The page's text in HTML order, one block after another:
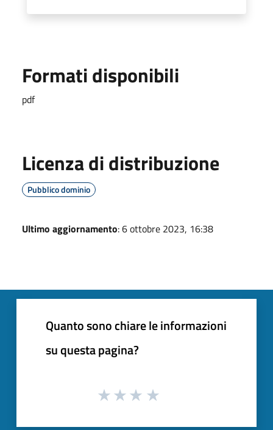
Formati disponibili
pdf
Licenza di distribuzione
Pubblico dominio
Ultimo aggiornamento: 6 ottobre 2023, 16:38
Quanto sono chiare le informazioni
su questa pagina?